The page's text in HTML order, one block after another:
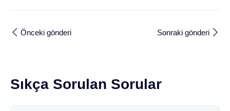
Önceki gönderi Sonraki gönderi
Sıkça Sorulan Sorular